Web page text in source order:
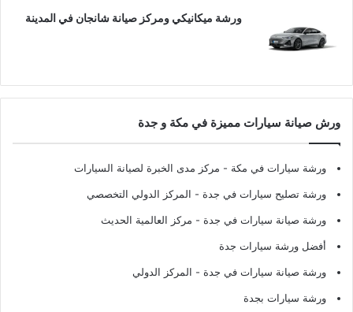
ورشة ميكانيكي ومركز صيانة شانجان في المدينة
ورش صيانة سيارات مميزة في مكة و جدة
ورشة سيارات في مكة - مركز مدى الخبرة لصيانة السيارات
ورشة تصليح سيارات في جدة - المركز الدولي التخصصي
ورشة صيانة سيارات في جدة - مركز العالمية الحديث
أفضل ورشة سيارات جدة
ورشة صيانة سيارات في جدة - المركز الدولي
ورشة سيارات بجدة